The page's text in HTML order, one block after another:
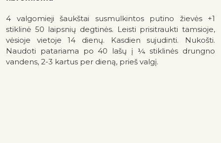
4 valgomieji šaukštai susmulkintos putino žievės +1
stiklinė 50 laipsnių degtinės. Leisti prisitraukti tamsioje,
vėsioje vietoje 14 dienų. Kasdien sujudinti. Nukošti.
Naudoti patariama po 40 lašų į ¼ stiklinės drungno
vandens, 2-3 kartus per dieną, prieš valgį.